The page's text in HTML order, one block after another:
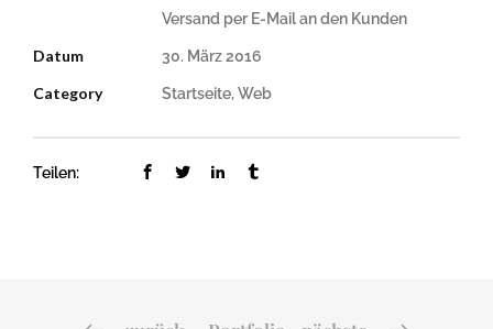
Versand per E-Mail an den Kunden
Datum 30. März 2016
Category Startseite, Web
Teilen: